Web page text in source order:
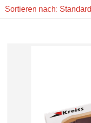
Sortieren nach: Standard